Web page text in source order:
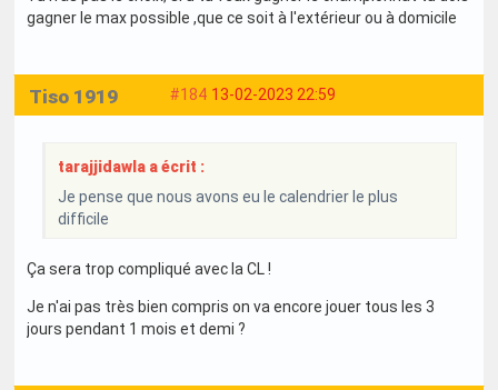
gagner le max possible ,que ce soit à l'extérieur ou à domicile
#184 13-02-2023 22:59
Tiso 1919
tarajjidawla a écrit :
Je pense que nous avons eu le calendrier le plus
difficile
Ça sera trop compliqué avec la CL !
Je n'ai pas très bien compris on va encore jouer tous les 3
jours pendant 1 mois et demi ?